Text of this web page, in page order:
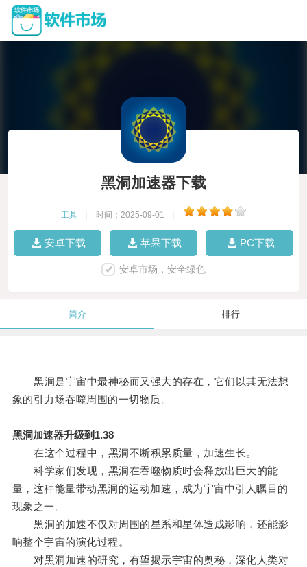
黑洞加速器下载
工具 时间：2025-09-01
安卓下载 苹果下载 PC下载
安卓市场，安全绿色
简介 排行
黑洞是宇宙中最神秘而又强大的存在，它们以其无法想
象的引力场吞噬周围的一切物质。
黑洞加速器升级到1.38
在这个过程中，黑洞不断积累质量，加速生长。
科学家们发现，黑洞在吞噬物质时会释放出巨大的能
量，这种能量带动黑洞的运动加速，成为宇宙中引人瞩目的
现象之一。
黑洞的加速不仅对周围的星系和星体造成影响，还能影
响整个宇宙的演化过程。
对黑洞加速的研究，有望揭示宇宙的奥秘，深化人类对